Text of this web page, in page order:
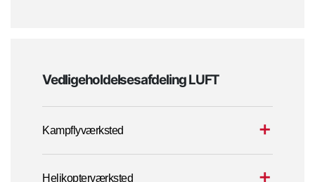
Vedligeholdelsesafdeling LUFT
Kampflyværksted
Helikopterværksted